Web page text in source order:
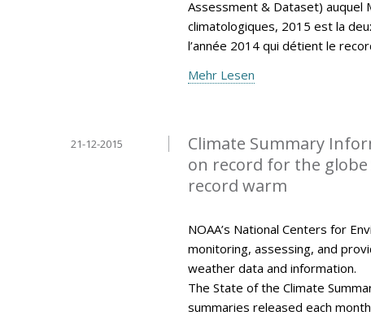
Assessment & Dataset) auquel
climatologiques, 2015 est la
l’année 2014 qui détient le
Mehr Lesen
Climate Summary
on record for the
record warm
21-12-2015
NOAA’s National Centers for
monitoring, assessing, and
weather data and information.
The State of the Climate
summaries released each